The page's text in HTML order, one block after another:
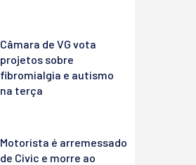
Câmara de VG vota
projetos sobre
fibromialgia e autismo
na terça
Motorista é arremessado
de Civic e morre ao